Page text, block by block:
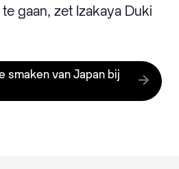
gaan, zet Izakaya Duki
smaken van Japan bij